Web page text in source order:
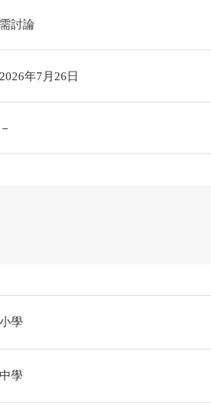
需討論
2026年7月26日
－
小學
中學